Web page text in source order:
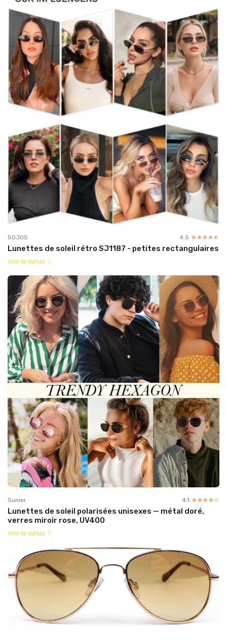
SOJOS 4.5 ☆☆☆☆☆
★★★★★
Lunettes de soleil rétro SJ1187 - petites rectangulaires
Voir le détail
Sunier 4.1 ☆☆☆☆☆
★★★★★
Lunettes de soleil polarisées unisexes — métal doré,
verres miroir rose, UV400
Voir le détail